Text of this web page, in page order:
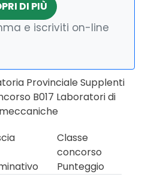
DI PIÙ
e iscriviti on-line
Provinciale Supplenti
B017 Laboratori di
Classe
concorso
Punteggio